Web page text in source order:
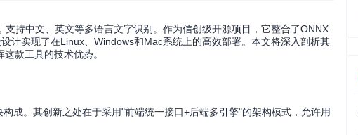
持中文、英文等多语言文字识别。作为信创级开源项目，它整合了ONNX
计实现了在Linux、Windows和Mac系统上的高效部署。本文将深入剖析其
款工具的技术优势。
成。其创新之处在于采用"前端统一接口+后端多引擎"的架构模式，允许用